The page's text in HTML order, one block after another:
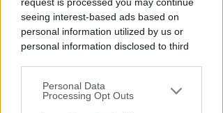
seeing interest-based ads based on
personal information utilized by us or
personal information disclosed to third
You may separately opt-out of the further
disclosure of your personal information
Personal Data
Processing Opt Outs
DOPO I RECENTI EPISODI
Sicurezza a Riccione. Il M5S:
serve confronto politico serio e
non scaricabarile